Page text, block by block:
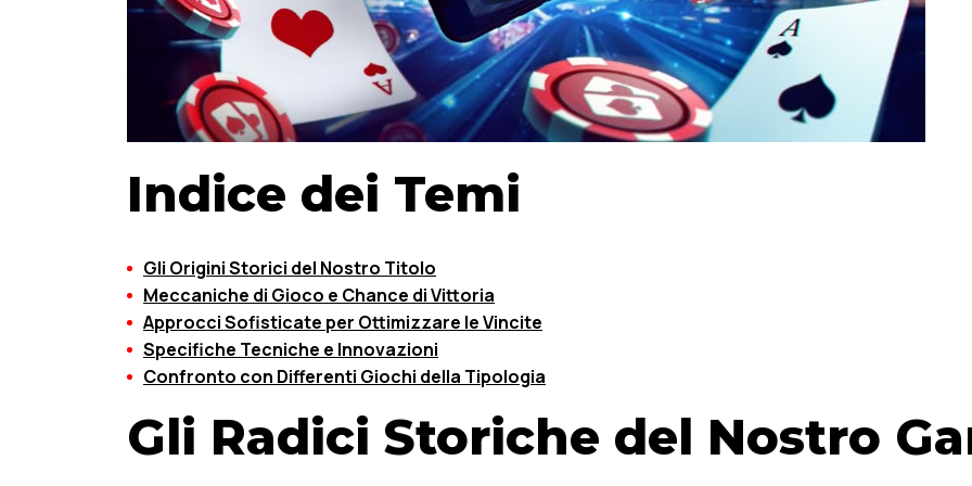
Indice dei Temi
Gli Origini Storici del Nostro Titolo
Meccaniche di Gioco e Chance di Vittoria
Approcci Sofisticate per Ottimizzare le Vincite
Specifiche Tecniche e Innovazioni
Confronto con Differenti Giochi della Tipologia
Gli Radici Storiche del Nostro